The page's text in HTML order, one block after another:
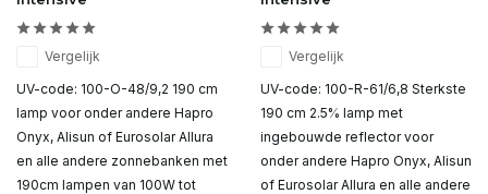
Vergelijk
UV-code: 100-O-48/9,2 190 cm
lamp voor onder andere Hapro
Onyx, Alisun of Eurosolar Allura
en alle andere zonnebanken met
190cm lampen van 100W tot
Vergelijk
UV-code: 100-R-61/6,8 Sterkste
190 cm 2.5% lamp met
ingebouwde reflector voor
onder andere Hapro Onyx, Alisun
of Eurosolar Allura en alle andere